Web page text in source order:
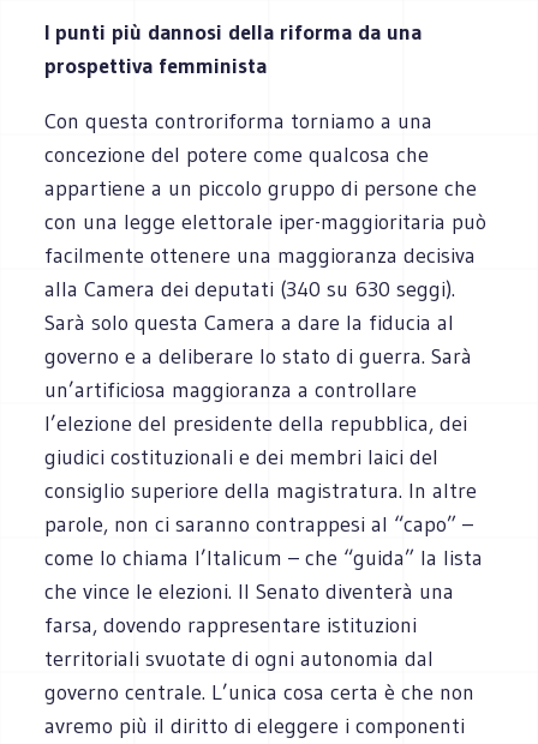
I punti più dannosi della riforma da una
prospettiva femminista
Con questa controriforma torniamo a una
concezione del potere come qualcosa che
appartiene a un piccolo gruppo di persone che
con una legge elettorale iper-maggioritaria può
facilmente ottenere una maggioranza decisiva
alla Camera dei deputati (340 su 630 seggi).
Sarà solo questa Camera a dare la fiducia al
governo e a deliberare lo stato di guerra. Sarà
un’artificiosa maggioranza a controllare
l’elezione del presidente della repubblica, dei
giudici costituzionali e dei membri laici del
consiglio superiore della magistratura. In altre
parole, non ci saranno contrappesi al “capo” –
come lo chiama l’Italicum – che “guida” la lista
che vince le elezioni. Il Senato diventerà una
farsa, dovendo rappresentare istituzioni
territoriali svuotate di ogni autonomia dal
governo centrale. L’unica cosa certa è che non
avremo più il diritto di eleggere i componenti